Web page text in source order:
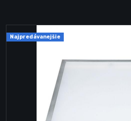
Najpredávanejšie